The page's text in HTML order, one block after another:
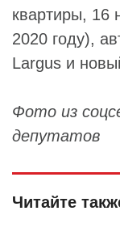
квартиры, 16
2020 году),
Largus и
Фото из
депутатов
Читайте